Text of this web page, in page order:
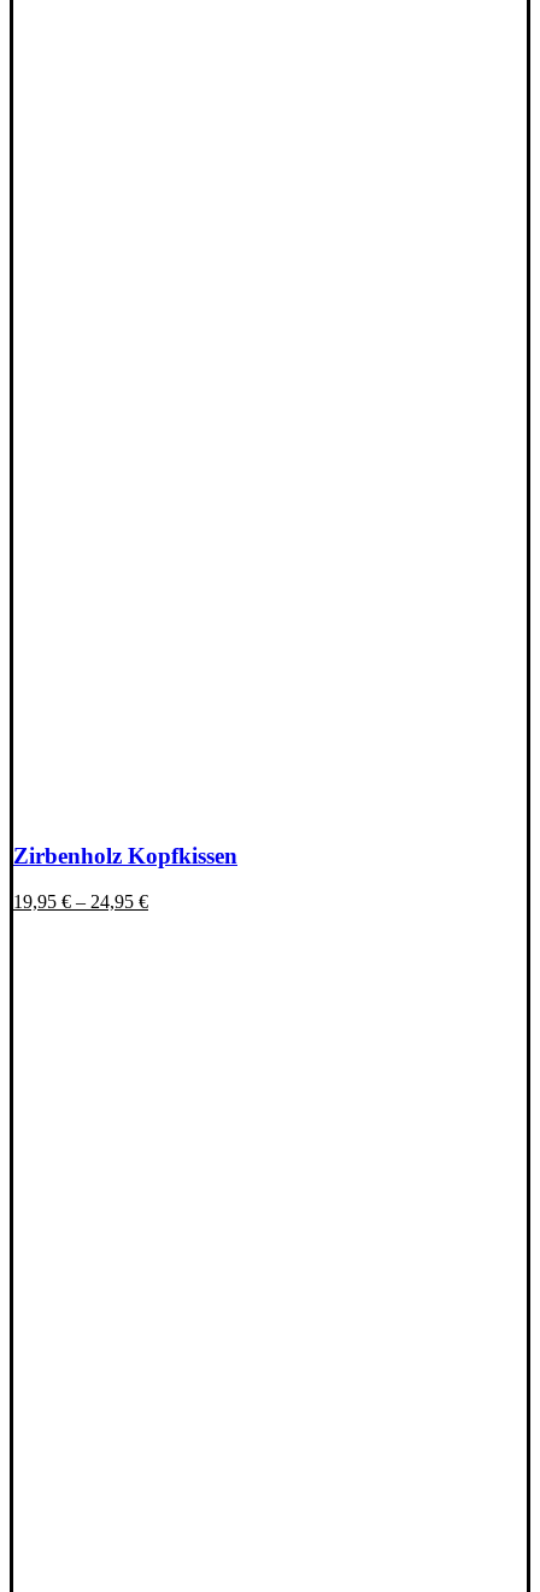
Zirbenholz Kopfkissen
19,95 € – 24,95 €